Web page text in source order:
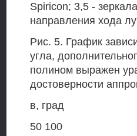
Spiricon; 3,5 -
направления хода
Рис. 5. График
угла,
полином выражен
достоверности
в, град
50 100